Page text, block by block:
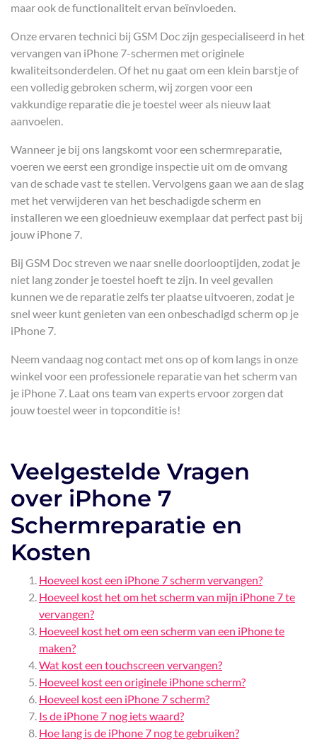
maar ook de functionaliteit ervan beïnvloeden.
Onze ervaren technici bij GSM Doc zijn gespecialiseerd in het
vervangen van iPhone 7-schermen met originele
kwaliteitsonderdelen. Of het nu gaat om een klein barstje of
een volledig gebroken scherm, wij zorgen voor een
vakkundige reparatie die je toestel weer als nieuw laat
aanvoelen.
Wanneer je bij ons langskomt voor een schermreparatie,
voeren we eerst een grondige inspectie uit om de omvang
van de schade vast te stellen. Vervolgens gaan we aan de slag
met het verwijderen van het beschadigde scherm en
installeren we een gloednieuw exemplaar dat perfect past bij
jouw iPhone 7.
Bij GSM Doc streven we naar snelle doorlooptijden, zodat je
niet lang zonder je toestel hoeft te zijn. In veel gevallen
kunnen we de reparatie zelfs ter plaatse uitvoeren, zodat je
snel weer kunt genieten van een onbeschadigd scherm op je
iPhone 7.
Neem vandaag nog contact met ons op of kom langs in onze
winkel voor een professionele reparatie van het scherm van
je iPhone 7. Laat ons team van experts ervoor zorgen dat
jouw toestel weer in topconditie is!
Veelgestelde Vragen
over iPhone 7
Schermreparatie en
Kosten
Hoeveel kost een iPhone 7 scherm vervangen?
Hoeveel kost het om het scherm van mijn iPhone 7 te
vervangen?
Hoeveel kost het om een scherm van een iPhone te
maken?
Wat kost een touchscreen vervangen?
Hoeveel kost een originele iPhone scherm?
Hoeveel kost een iPhone 7 scherm?
Is de iPhone 7 nog iets waard?
Hoe lang is de iPhone 7 nog te gebruiken?